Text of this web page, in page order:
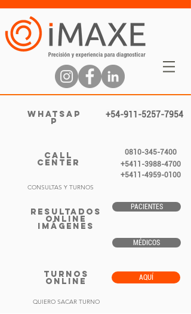
WHATSAP
P
+54-911-5257-7954
CALL
CENTER
0810-345-7400
+5411-3988-4700
+5411-4959-0100
CONSULTAS Y TURNOS
RESULTADOS
ONLINE
IMÁGENES
PACIENTES
MÉDICOS
TURNOS
ONLINE AQUÍ
QUIERO SACAR TURNO